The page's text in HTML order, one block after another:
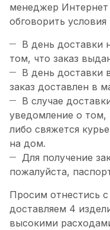
менеджер Интернет
обговорить
В день доставки
том, что заказ
В день доставки
заказ доставлен в
В случае
уведомление о том,
либо свяжется
на дом.
Для получение
пожалуйста,
Просим отнестись
доставляем 4
высокими